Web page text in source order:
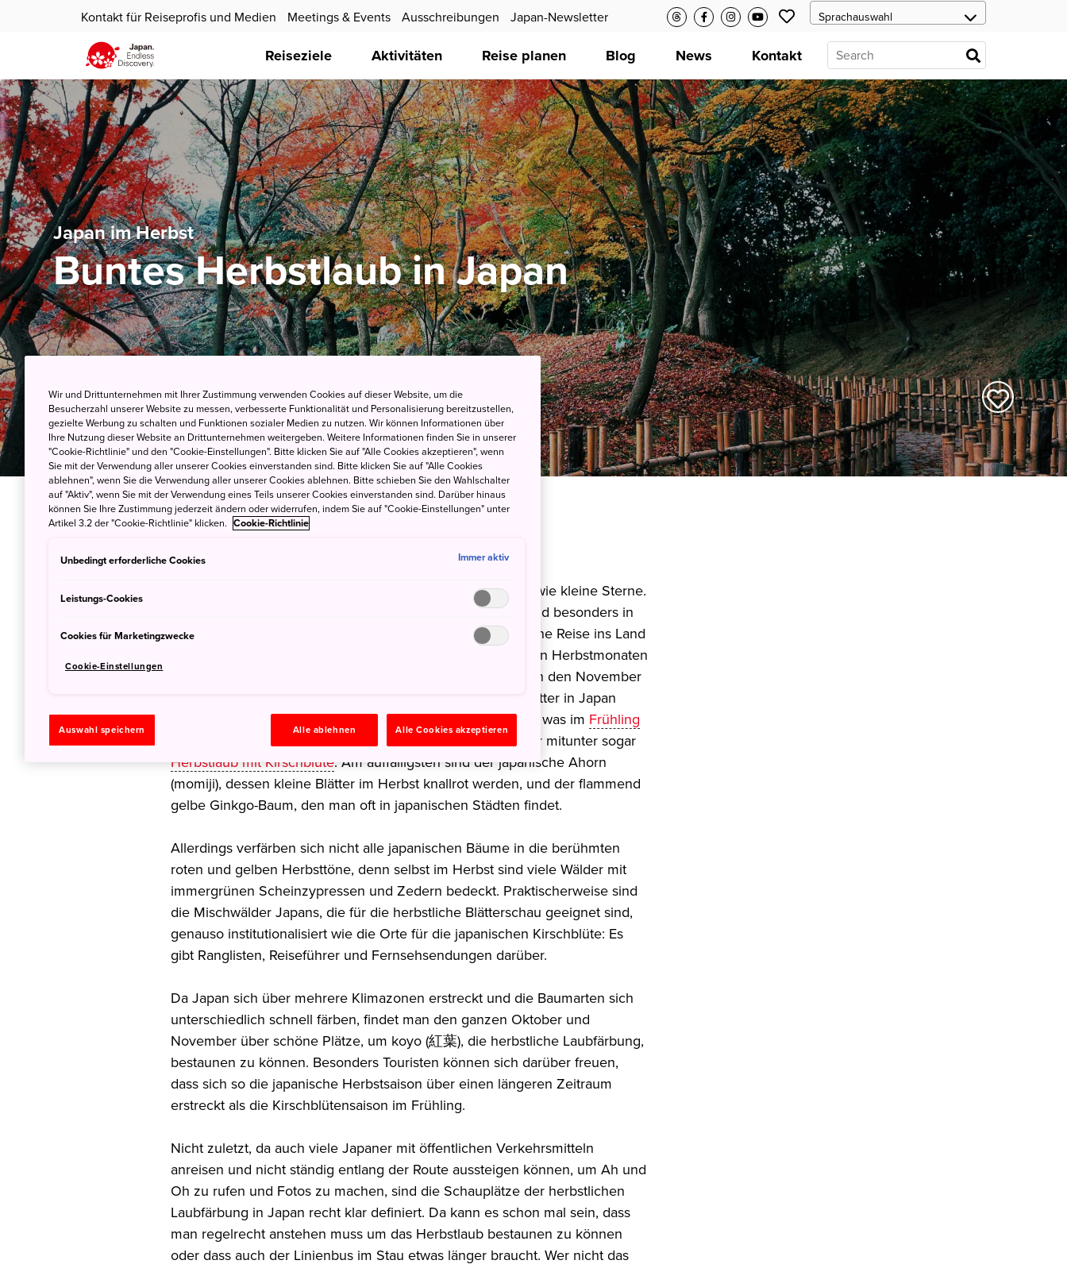
Kontakt für Reiseprofis und Medien Meetings & Events Ausschreibungen Japan-Newsletter
Reiseziele Aktivitäten Reise planen Blog News Kontakt
Japan im Herbst
Buntes Herbstlaub in Japan
Der Herbst in Japan
Rot leuchtet das japanische Herbstlaub im Sonnenschein - wie kleine Sterne.
Der Herbst ist vielleicht die schönste Jahreszeit in Japan und besonders in
den Monaten von Oktober bis Ende November lässt sich eine Reise ins Land
der aufgehenden Sonne sehr empfehlen. In den japanischen Herbstmonaten
scheint meist die Sonne und es bleibt (je nach Region) bis in den November
oder gar Dezember einigermaßen warm. Zudem ist das Wetter in Japan
abgesehen von Taifunen im Frühherbst ziemlich stabil. Und was im Frühling
ist, ist im Herbst das bunte Herbstlaub - oder mitunter sogar
Herbstlaub mit Kirschblüte. Am auffälligsten sind der japanische Ahorn
(momiji), dessen kleine Blätter im Herbst knallrot werden, und der flammend
gelbe Ginkgo-Baum, den man oft in japanischen Städten findet.
Allerdings verfärben sich nicht alle japanischen Bäume in die berühmten
roten und gelben Herbsttöne, denn selbst im Herbst sind viele Wälder mit
immergrünen Scheinzypressen und Zedern bedeckt. Praktischerweise sind
die Mischwälder Japans, die für die herbstliche Blätterschau geeignet sind,
genauso institutionalisiert wie die Orte für die japanischen Kirschblüte: Es
gibt Ranglisten, Reiseführer und Fernsehsendungen darüber.
Da Japan sich über mehrere Klimazonen erstreckt und die Baumarten sich
unterschiedlich schnell färben, findet man den ganzen Oktober und
November über schöne Plätze, um koyo (紅葉), die herbstliche Laubfärbung,
bestaunen zu können. Besonders Touristen können sich darüber freuen,
dass sich so die japanische Herbstsaison über einen längeren Zeitraum
erstreckt als die Kirschblütensaison im Frühling.
Nicht zuletzt, da auch viele Japaner mit öffentlichen Verkehrsmitteln
anreisen und nicht ständig entlang der Route aussteigen können, um Ah und
Oh zu rufen und Fotos zu machen, sind die Schauplätze der herbstlichen
Laubfärbung in Japan recht klar definiert. Da kann es schon mal sein, dass
man regelrecht anstehen muss um das Herbstlaub bestaunen zu können
oder dass auch der Linienbus im Stau etwas länger braucht. Wer nicht das
Wir und Drittunternehmen mit Ihrer Zustimmung verwenden Cookies auf dieser Website, um die
Besucherzahl unserer Website zu messen, verbesserte Funktionalität und Personalisierung bereitzustellen,
gezielte Werbung zu schalten und Funktionen sozialer Medien zu nutzen. Wir können Informationen über
Ihre Nutzung dieser Website an Drittunternehmen weitergeben. Weitere Informationen finden Sie in unserer
"Cookie-Richtlinie" und den "Cookie-Einstellungen". Bitte klicken Sie auf "Alle Cookies akzeptieren", wenn
Sie mit der Verwendung aller unserer Cookies einverstanden sind. Bitte klicken Sie auf "Alle Cookies
ablehnen", wenn Sie die Verwendung aller unserer Cookies ablehnen. Bitte schieben Sie den Wahlschalter
auf "Aktiv", wenn Sie mit der Verwendung eines Teils unserer Cookies einverstanden sind. Darüber hinaus
können Sie Ihre Zustimmung jederzeit ändern oder widerrufen, indem Sie auf "Cookie-Einstellungen" unter
Artikel 3.2 der "Cookie-Richtlinie" klicken. Cookie-Richtlinie
Unbedingt erforderliche Cookies Immer aktiv
Leistungs-Cookies
Cookies für Marketingzwecke
Cookie-Einstellungen
Auswahl speichern Alle ablehnen Alle Cookies akzeptieren